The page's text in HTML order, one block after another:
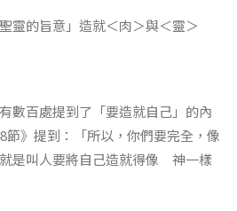
靈的旨意」造就＜肉＞與＜靈＞
數百處提到了「要造就自己」的內
節》提到：「所以，你們要完全，像
是叫人要將自己造就得像 神一樣